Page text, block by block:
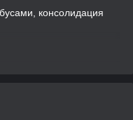
консолидация